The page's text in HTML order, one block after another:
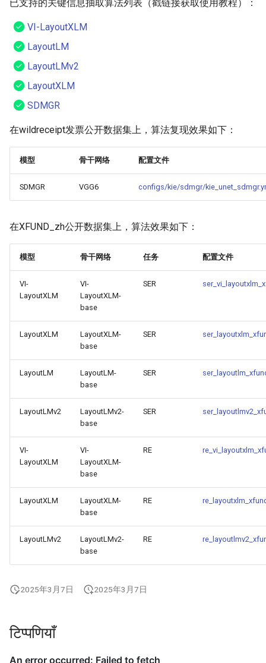
已支持的关键信息抽取算法列表（戳链接获取使用教程）：
VI-LayoutXLM
LayoutLM
LayoutLMv2
LayoutXLM
SDMGR
在wildreceipt发票公开数据集上，算法复现效果如下：
模型 骨干网络 配置文件
SDMGR VGG6 configs/kie/sdmgr/
在XFUND_zh公开数据集上，算法效果如下：
模型 骨干网络 任务 配置文件
VI-
LayoutXLM
VI-
LayoutXLM-
base
SER
LayoutXLM
LayoutXLM-
base
SER
LayoutLM
LayoutLM-
base
SER
LayoutLMv2
LayoutLMv2-
base
SER
VI-
LayoutXLM
VI-
LayoutXLM-
base
RE
LayoutXLM
LayoutXLM-
base
RE
LayoutLMv2
LayoutLMv2-
base
RE
2025年3月7日 2025年3月7日
टिप्पणियाँ